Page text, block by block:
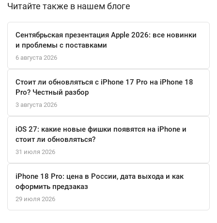
USB-C/MagSafe 3 и компактный адаптер питания на 30 Вт. С
на годы вперед.
Читайте также в нашем блоге
Сентябрьская презентация Apple 2026: все новинки
и проблемы с поставками
6 августа 2026
Стоит ли обновляться с iPhone 17 Pro на iPhone 18
Pro? Честный разбор
3 августа 2026
iOS 27: какие новые фишки появятся на iPhone и
стоит ли обновляться?
31 июля 2026
iPhone 18 Pro: цена в России, дата выхода и как
оформить предзаказ
29 июля 2026